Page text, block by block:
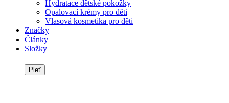
Hydratace dětské pokožky
Opalovací krémy pro děti
Vlasová kosmetika pro děti
Značky
Články
Složky
Pleť